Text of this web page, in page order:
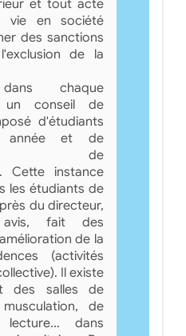
et tout acte
vie en société
des sanctions
de la
chaque
un conseil de
d'étudiants
année et de
de
Cette instance
les étudiants de
du directeur,
fait des
de la
(activités
Il existe
des salles de
de
dans